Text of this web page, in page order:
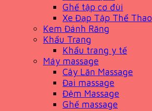
Ghế tập cơ đùi
Xe Đạp Tập Thể Thao
Kem Đánh Răng
Khẩu Trang
Khẩu trang y tế
Máy massage
Cây Lăn Massage
Đai massage
Đệm Massage
Ghế massage